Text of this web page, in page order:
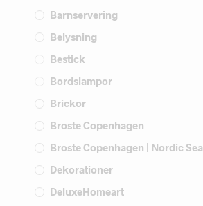
Barnservering
Belysning
Bestick
Bordslampor
Brickor
Broste Copenhagen
Broste Copenhagen | Nordic Sea
Dekorationer
DeluxeHomeart